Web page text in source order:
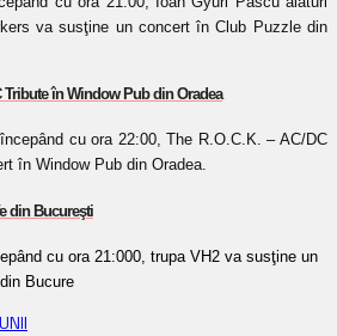
va susţine un concert în Club Puzzle din
Tribute în Window Pub din Oradea
cu ora 22:00, The R.O.C.K. – AC/DC
în Window Pub din Oradea.
din Bucureşti
cu ora 21:000, trupa VH2 va susţine un
Bucure